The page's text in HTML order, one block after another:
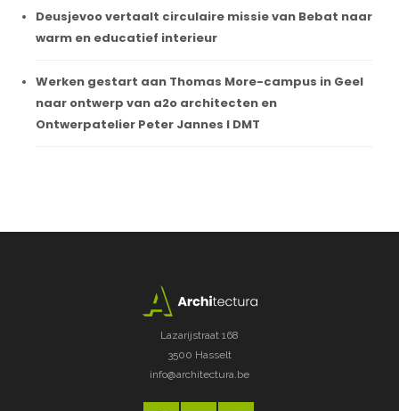
Deusjevoo vertaalt circulaire missie van Bebat naar
warm en educatief interieur
Werken gestart aan Thomas More-campus in Geel
naar ontwerp van a2o architecten en
Ontwerpatelier Peter Jannes I DMT
Lazarijstraat 168
3500 Hasselt
info@architectura.be